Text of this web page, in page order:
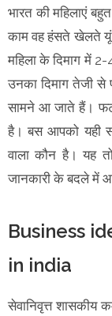
भारत की महिलाएं
काम वह हंसते खेलते यूं
महिला के दिमाग में
उनका दिमाग तेजी
सामने आ जाते हैं।
है। बस आपको यही
वाला कौन है। यह
जानकारी के बदले में
Business
in india
सेवानिवृत्त शासकीय